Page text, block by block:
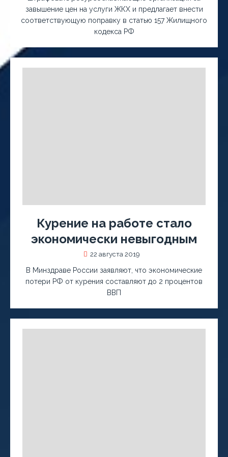
завышение цен на услуги ЖКХ и предлагает внести
соответствующую поправку в статью 157 Жилищного
кодекса РФ
Курение на работе стало
экономически невыгодным
22 августа 2019
В Минздраве России заявляют, что экономические
потери РФ от курения составляют до 2 процентов
ВВП